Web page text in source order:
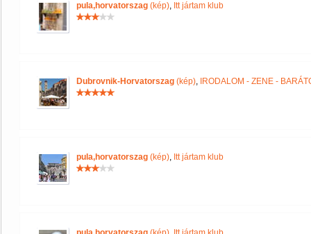
pula,horvatorszag (kép), Itt jártam klub
Dubrovnik-Horvatorszag (kép), IRODALOM - ZENE -
pula,horvatorszag (kép), Itt jártam klub